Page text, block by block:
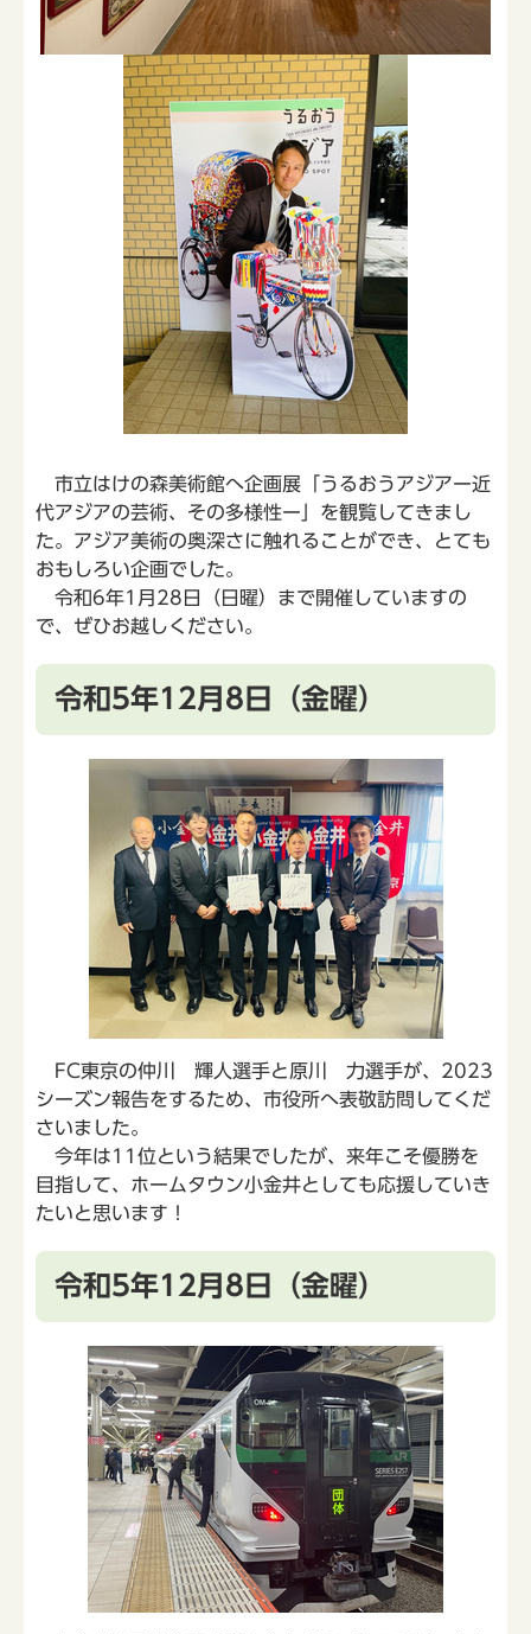
市立はけの森美術館へ企画展「うるおうアジアー近
代アジアの芸術、その多様性ー」を観覧してきまし
た。アジア美術の奥深さに触れることができ、とても
おもしろい企画でした。
令和6年1月28日（日曜）まで開催していますの
で、ぜひお越しください。
令和5年12月8日（金曜）
FC東京の仲川 輝人選手と原川 力選手が、2023
シーズン報告をするため、市役所へ表敬訪問してくだ
さいました。
今年は11位という結果でしたが、来年こそ優勝を
目指して、ホームタウン小金井としても応援していき
たいと思います！
令和5年12月8日（金曜）